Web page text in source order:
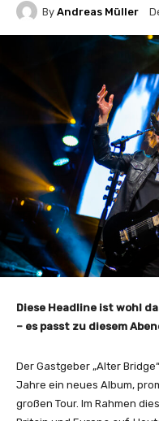
By Andreas Müller
Diese Headline ist wohl
– es passt zu diesem
Der Gastgeber „Alter
Jahre ein neues Album,
großen Tour. Im Rahmen